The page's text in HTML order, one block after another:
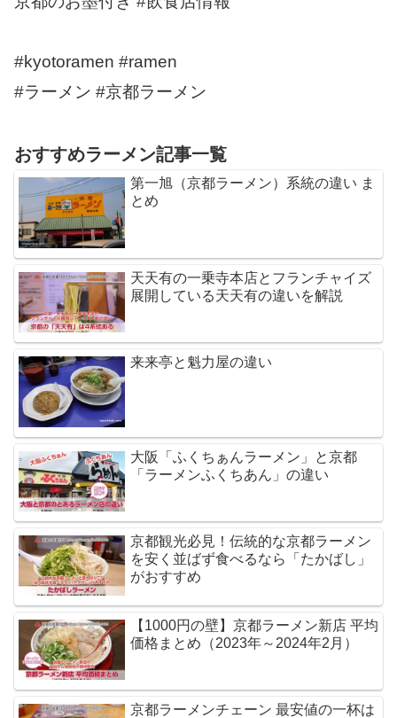
#kyotoramen #ramen
#ラーメン #京都ラーメン
おすすめラーメン記事一覧
第一旭（京都ラーメン）系統の違い ま
とめ
天天有の一乗寺本店とフランチャイズ
展開している天天有の違いを解説
来来亭と魁力屋の違い
大阪「ふくちぁんラーメン」と京都
「ラーメンふくちあん」の違い
京都観光必見！伝統的な京都ラーメン
を安く並ばず食べるなら「たかばし」
がおすすめ
【1000円の壁】京都ラーメン新店 平均
価格まとめ（2023年～2024年2月）
京都ラーメンチェーン 最安値の一杯は